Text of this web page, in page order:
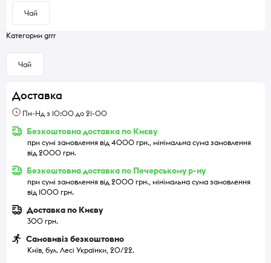
Чай
Категории grrr
Чай
Доставка
Пн-Нд з 10:00 до 21-00
Безкоштовна доставка по Києву
при сумі замовлення від 4000 грн., мінімальна сума замовлення
від 2000 грн.
Безкоштовна доставка по Печерському р-ну
при сумі замовлення від 2000 грн., мінімальна сума замовлення
від 1000 грн.
Доставка по Києву
300 грн.
Самовивіз безкоштовно
Київ, бул. Лесі Українки, 20/22.